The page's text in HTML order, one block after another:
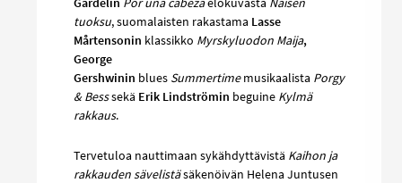
tuoksu, suomalaisten rakastama Lasse
Mårtensonin klassikko Myrskyluodon Maija,
George
Gershwinin blues Summertimemusikaalista Porgy
& Besssekä Erik Lindströmin beguine Kylmä
rakkaus.
Tervetuloa nauttimaan sykähdyttävistä Kaihon ja
rakkauden sävelistäsäkenöivän Helena Juntusen